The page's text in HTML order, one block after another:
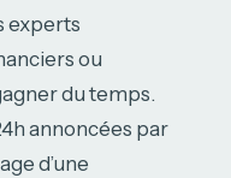
experts
ou
du temps.
annoncées par
d’une